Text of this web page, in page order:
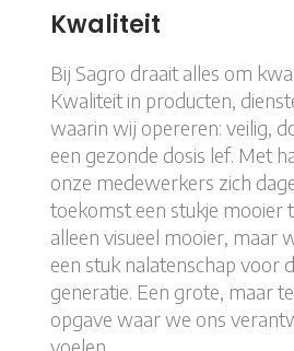
Kwaliteit
Bij Sagro draait alles om
Kwaliteit in producten,
waarin wij opereren: veilig,
een gezonde dosis lef. Met
onze medewerkers zich
toekomst een stukje mooier
alleen visueel mooier, maar
een stuk nalatenschap voor
generatie. Een grote, maar
opgave waar we ons